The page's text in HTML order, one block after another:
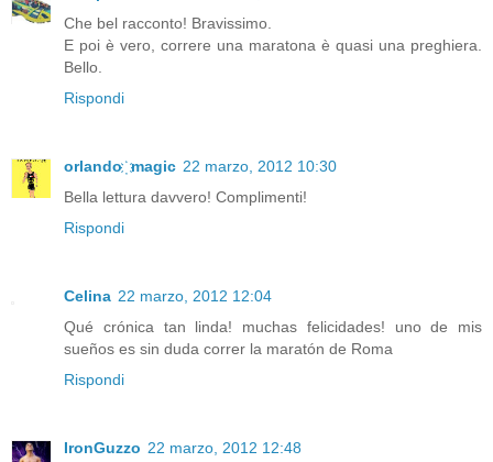
Che bel racconto! Bravissimo.
E poi è vero, correre una maratona è quasi una preghiera.
Bello.
Rispondi
orlando ҉ magic 22 marzo, 2012 10:30
Bella lettura davvero! Complimenti!
Rispondi
Celina 22 marzo, 2012 12:04
Qué crónica tan linda! muchas felicidades! uno de mis
sueños es sin duda correr la maratón de Roma
Rispondi
IronGuzzo 22 marzo, 2012 12:48